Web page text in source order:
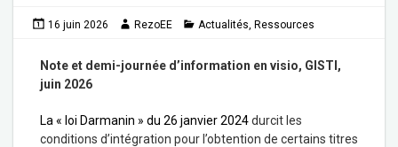
16 juin 2026 RezoEE Actualités, Ressources
Note et demi-journée d’information en visio, GISTI,
juin 2026
La « loi Darmanin » du 26 janvier 2024durcit les
conditions d’intégration pour l’obtention de certains titres